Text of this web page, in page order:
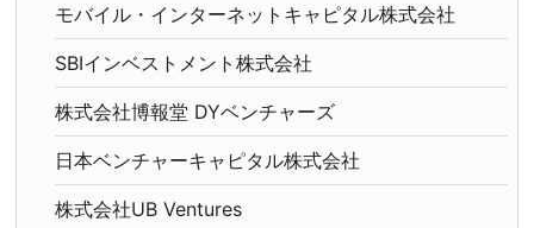
モバイル・インターネットキャピタル株式会社
SBIインベストメント株式会社
株式会社博報堂 DYベンチャーズ
日本ベンチャーキャピタル株式会社
株式会社UB Ventures